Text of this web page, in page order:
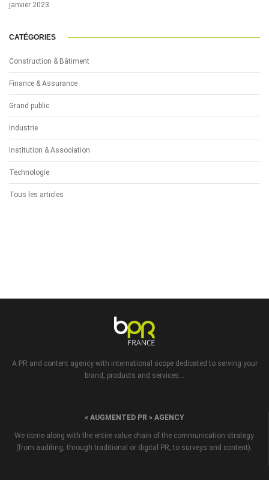
janvier 2023
CATÉGORIES
Construction & Bâtiment
Finance & Assurance
Grand public
Industrie
Institution & Association
Technologie
Tous les articles
A PR and content agency with international scope dedicated to serving your
brand, products and services...
« AUGMENTED PR » AGENCY
We come along with the entire value chain of the communication strategy
(from auditing, through traditional or digital PR, to surveys and content).